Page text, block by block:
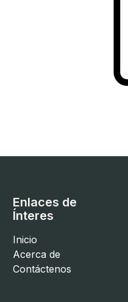
Enlaces de
Ínteres
Inicio
Acerca de
Contáctenos